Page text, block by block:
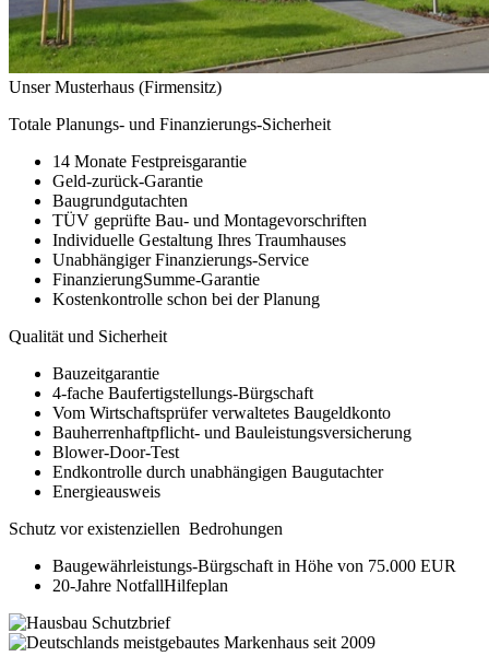
Unser Musterhaus (Firmensitz)
Totale Planungs- und Finanzierungs-Sicherheit
14 Monate Festpreisgarantie
Geld-zurück-Garantie
Baugrundgutachten
TÜV geprüfte Bau- und Montagevorschriften
Individuelle Gestaltung Ihres Traumhauses
Unabhängiger Finanzierungs-Service
FinanzierungSumme-Garantie
Kostenkontrolle schon bei der Planung
Qualität und Sicherheit
Bauzeitgarantie
4-fache Baufertigstellungs-Bürgschaft
Vom Wirtschaftsprüfer verwaltetes Baugeldkonto
Bauherrenhaftpflicht- und Bauleistungsversicherung
Blower-Door-Test
Endkontrolle durch unabhängigen Baugutachter
Energieausweis
Schutz vor existenziellen Bedrohungen
Baugewährleistungs-Bürgschaft in Höhe von 75.000 EUR
20-Jahre NotfallHilfeplan